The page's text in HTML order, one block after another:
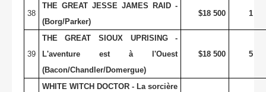
38
THE GREAT JESSE JAMES RAID -
(Borg/Parker)
$18 500 1
39
THE GREAT SIOUX UPRISING -
L'aventure est à l'Ouest
(Bacon/Chandler/Domergue)
$18 500 5
WHITE WITCH DOCTOR - La sorcière